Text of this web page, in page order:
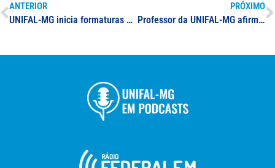
ANTERIOR
UNIFAL-MG inicia formaturas de 2022 em cerimônias virtuais com universitários de cursos de Licenciatura e Bacharelado; 92 profissionais se formam pela Universidade neste mês de janeiro
PRÓXIMO
Professor da UNIFAL-MG afirma que escalada da ômicron é algo inédito na epidemiologia